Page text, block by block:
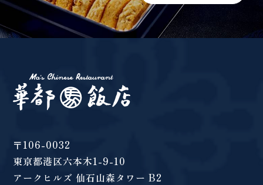
〒106-0032
東京都港区六本木1-9-10
アークヒルズ 仙石山森タワー B2